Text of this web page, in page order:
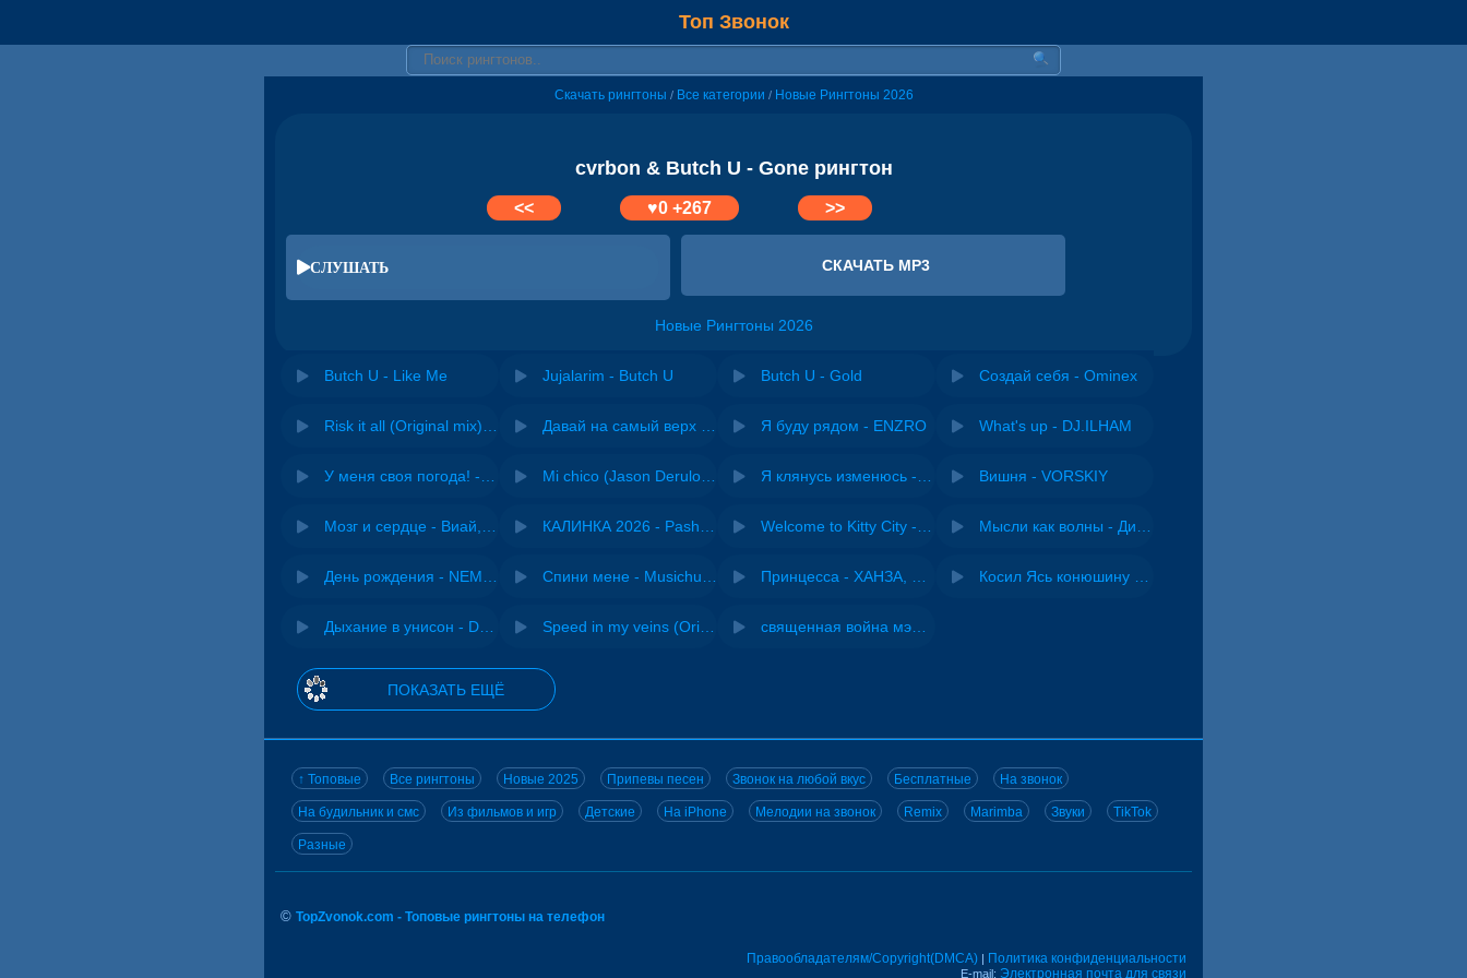
Топ Звонок
Скачать рингтоны / Все категории / Новые Рингтоны 2026
cvrbon & Butch U - Gone рингтон
<< ♥0+267 >>
СЛУШАТЬ СКАЧАТЬ MP3
Новые Рингтоны 2026
Butch U - Like Me Jujalarim - Butch U Butch U - Gold Создай себя - Ominex
Я буду рядом - ENZRO What's up - DJ.ILHAM
Вишня - VORSKIY
ПОКАЗАТЬ ЕЩЁ
↑ Топовые Все рингтоны Новые 2025 Припевы песен Звонок на любой вкус Бесплатные На звонок
На будильник и смс Из фильмов и игр Детские На iPhone Мелодии на звонок Remix Marimba Звуки TikTok
Разные
© TopZvonok.com - Топовые рингтоны на телефон
Правообладателям/Copyright(DMCA) | Политика конфиденциальности
E-mail: Электронная почта для связи